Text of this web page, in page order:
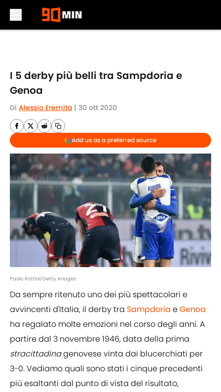
I 5 derby più belli tra Sampdoria e
Genoa
Di Alessio Eremita | 30 ott 2020
Add us as a preferred source
Paolo Rattini/Getty Images
Da sempre ritenuto uno dei più spettacolari e
avvincenti d'Italia, il derby tra Sampdoria eGenoa
ha regalato molte emozioni nel corso degli anni. A
partire dal 3 novembre 1946, data della prima
stracittadinagenovese vinta dai blucerchiati per
3-0. Vediamo quali sono stati i cinque precedenti
più esaltanti dal punto di vista del risultato,